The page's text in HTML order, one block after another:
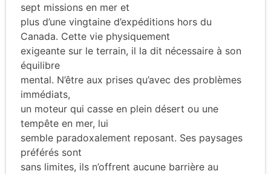
sept missions en mer et
plus d’une vingtaine d’expéditions hors du
Canada. Cette vie physiquement
exigeante sur le terrain, il la dit nécessaire à son
équilibre
mental. N’être aux prises qu’avec des problèmes
immédiats,
un moteur qui casse en plein désert ou une
tempête en mer, lui
semble paradoxalement reposant. Ses paysages
préférés sont
sans limites, ils n’offrent aucune barrière au